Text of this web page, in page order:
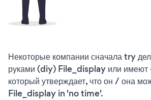
Некоторые компании сначала try
руками (diy) File_display или
который утверждает, что он / она
File_display in 'no time'.